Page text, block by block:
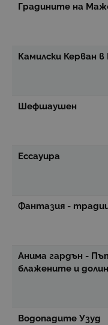
Градините на
Камилски Керван в
Шефшаушен
Ессауира
Фантазия -
Анима гардън -
блажените и
Водопадите Узуд